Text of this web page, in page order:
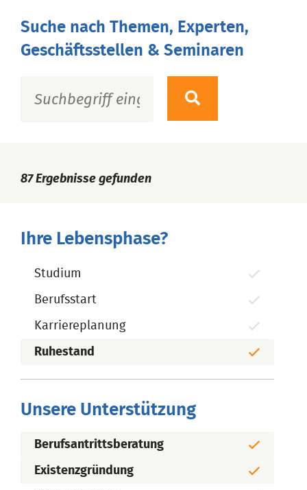
Suche nach Themen, Experten,
Geschäftsstellen & Seminaren
87Ergebnisse gefunden
Ihre Lebensphase?
Studium
Berufsstart
Karriereplanung
Ruhestand
Unsere Unterstützung
Berufsantrittsberatung
Existenzgründung